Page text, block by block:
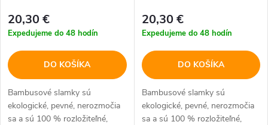
20,30 €
Expedujeme do 48 hodín
DO KOŠÍKA
Bambusové slamky sú
ekologické, pevné, nerozmočia
sa a sú 100 % rozložiteľné,
20,30 €
Expedujeme do 48 hodín
DO KOŠÍKA
Bambusové slamky sú
ekologické, pevné, nerozmočia
sa a sú 100 % rozložiteľné,